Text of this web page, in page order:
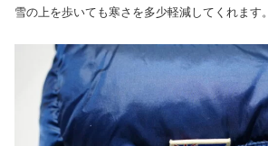
雪の上を歩いても寒さを多少軽減してくれます。